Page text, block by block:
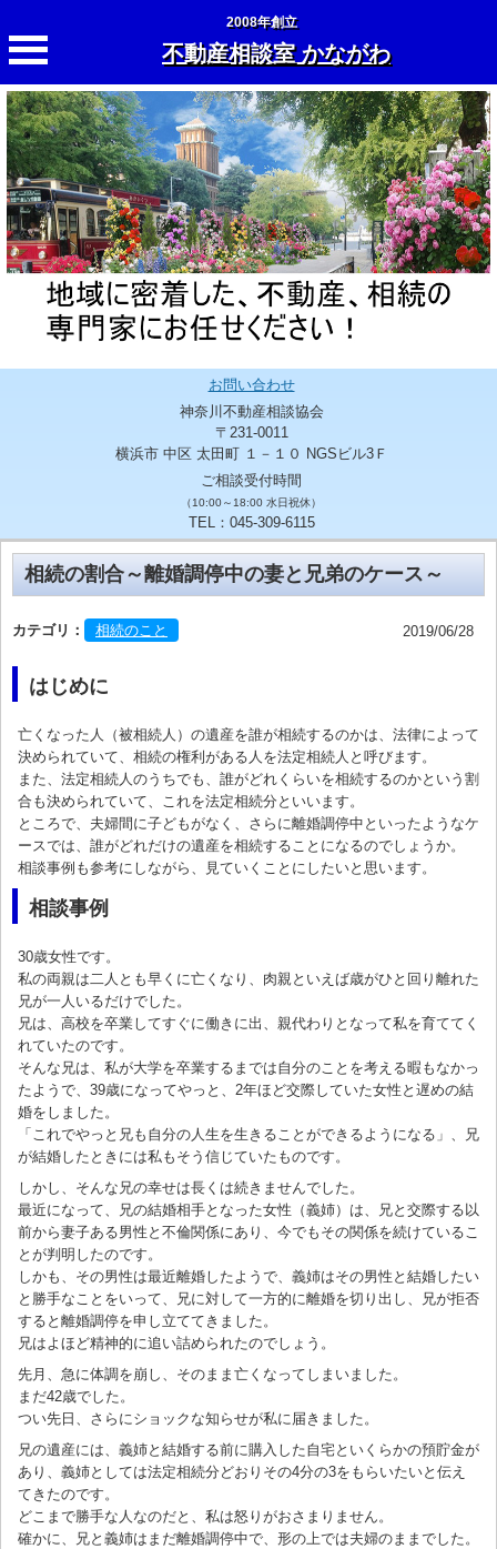
2008年創立
不動産相談室 かながわ
お問い合わせ
神奈川不動産相談協会
〒231-0011
横浜市 中区 太田町 １－１０ NGSビル3Ｆ
ご相談受付時間
（10:00～18:00 水日祝休）
TEL：045-309-6115
相続の割合～離婚調停中の妻と兄弟のケース～
カテゴリ： 相続のこと 2019/06/28
はじめに
亡くなった人（被相続人）の遺産を誰が相続するのかは、法律によって
決められていて、相続の権利がある人を法定相続人と呼びます。
また、法定相続人のうちでも、誰がどれくらいを相続するのかという割
合も決められていて、これを法定相続分といいます。
ところで、夫婦間に子どもがなく、さらに離婚調停中といったようなケ
ースでは、誰がどれだけの遺産を相続することになるのでしょうか。
相談事例も参考にしながら、見ていくことにしたいと思います。
相談事例
30歳女性です。
私の両親は二人とも早くに亡くなり、肉親といえば歳がひと回り離れた
兄が一人いるだけでした。
兄は、高校を卒業してすぐに働きに出、親代わりとなって私を育ててく
れていたのです。
そんな兄は、私が大学を卒業するまでは自分のことを考える暇もなかっ
たようで、39歳になってやっと、2年ほど交際していた女性と遅めの結
婚をしました。
「これでやっと兄も自分の人生を生きることができるようになる」、兄
が結婚したときには私もそう信じていたものです。
しかし、そんな兄の幸せは長くは続きませんでした。
最近になって、兄の結婚相手となった女性（義姉）は、兄と交際する以
前から妻子ある男性と不倫関係にあり、今でもその関係を続けているこ
とが判明したのです。
しかも、その男性は最近離婚したようで、義姉はその男性と結婚したい
と勝手なことをいって、兄に対して一方的に離婚を切り出し、兄が拒否
すると離婚調停を申し立ててきました。
兄はよほど精神的に追い詰められたのでしょう。
先月、急に体調を崩し、そのまま亡くなってしまいました。
まだ42歳でした。
つい先日、さらにショックな知らせが私に届きました。
兄の遺産には、義姉と結婚する前に購入した自宅といくらかの預貯金が
あり、義姉としては法定相続分どおりその4分の3をもらいたいと伝え
てきたのです。
どこまで勝手な人なのだと、私は怒りがおさまりません。
確かに、兄と義姉はまだ離婚調停中で、形の上では夫婦のままでした。